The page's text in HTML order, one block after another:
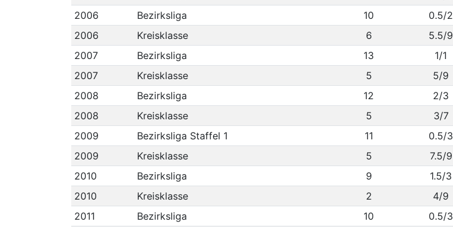
2006
Bezirksliga 10 0.5/2
2006
Kreisklasse 6 5.5/9
2007
Bezirksliga 13 1/1
2007
Kreisklasse 5 5/9
2008
Bezirksliga 12 2/3
2008
Kreisklasse 5 3/7
2009
Bezirksliga Staffel 1 11 0.5/3
2009
Kreisklasse 5 7.5/9
2010
Bezirksliga 9 1.5/3
2010
Kreisklasse 2 4/9
2011
Bezirksliga 10 0.5/3